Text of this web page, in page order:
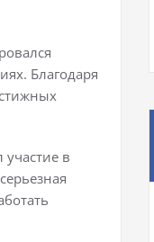
Благодаря
в